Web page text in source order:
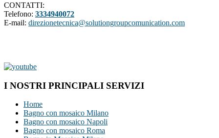
CONTATTI:
Telefono: 3334940072
E-mail: direzionetecnica@solutiongroupcomunication.com
I NOSTRI PRINCIPALI SERVIZI
Home
Bagno con mosaico Milano
Bagno con mosaico Napoli
Bagno con mosaico Roma